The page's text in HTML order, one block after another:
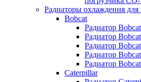
Радиаторы охлаждения для
Bobcat
Радиатор
Радиатор
Радиатор
Радиатор
Радиатор
Caterpillar